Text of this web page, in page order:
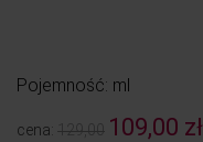
Pojemność: ml
cena: 129,00 109,00 zł